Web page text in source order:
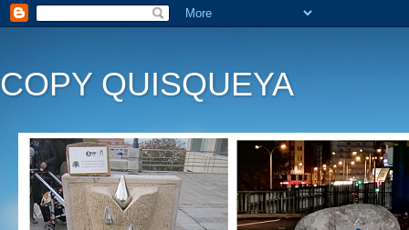
COPY QUISQUEYA